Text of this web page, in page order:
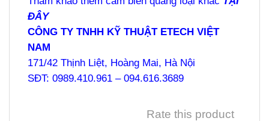
ĐÂY
CÔNG TY TNHH KỸ THUẬT ETECH VIỆT
NAM
171/42 Thịnh Liệt, Hoàng Mai, Hà Nội
SĐT: 0989.410.961 – 094.616.3689
Rate this product